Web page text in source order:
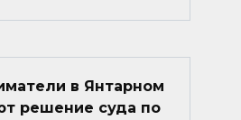
в Янтарном
решение суда по